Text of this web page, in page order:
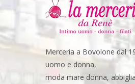
Merceria a Bovolone dal
uomo e donna,
moda mare donna,